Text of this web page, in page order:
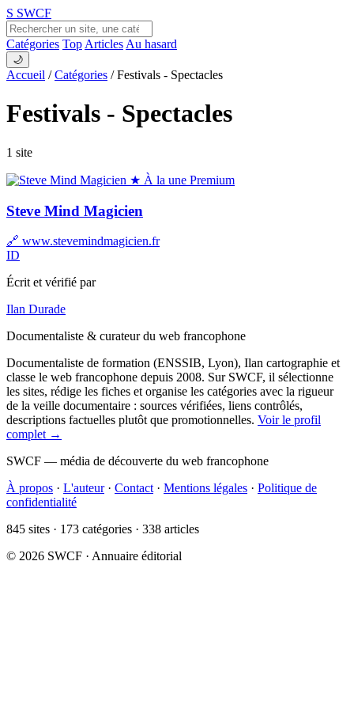
S SWCF
Catégories Top Articles Au hasard
🌙
Accueil /Catégories /Festivals - Spectacles
Festivals - Spectacles
1 site
★ À la une Premium
Steve Mind Magicien
🔗 www.stevemindmagicien.fr
ID
Écrit et vérifié par
Ilan Durade
Documentaliste & curateur du web francophone
Documentaliste de formation (ENSSIB, Lyon), Ilan cartographie et
classe le web francophone depuis 2008. Sur SWCF, il sélectionne
les sites, rédige les fiches et organise les catégories avec la rigueur
de la veille documentaire : sources vérifiées, liens contrôlés,
descriptions factuelles plutôt que promotionnelles. Voir le profil
complet →
SWCF — média de découverte du web francophone
À propos · L'auteur · Contact · Mentions légales · Politique de
confidentialité
845 sites · 173 catégories · 338 articles
© 2026 SWCF · Annuaire éditorial